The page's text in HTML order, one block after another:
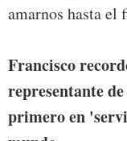
amarnos hasta el
Francisco
representante
primero en